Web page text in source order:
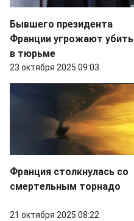
Бывшего президента
Франции угрожают убить
в тюрьме
23 октября 2025 09:03
Франция столкнулась со
смертельным торнадо
21 октября 2025 08:22